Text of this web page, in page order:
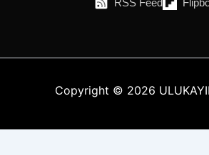
RSS Feed
Copyright © 2026